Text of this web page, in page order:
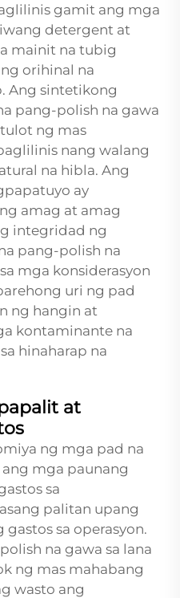
gamit ang mga
detergent at
mainit na tubig
orihinal na
Ang sintetikong
pang-polish na gawa
ng mas
nang walang
na hibla. Ang
ay
amag at amag
integridad ng
pang-polish na
mga konsiderasyon
uri ng pad
ng hangin at
kontaminante na
hinaharap na
at
ng mga pad na
mga paunang
sa
palitan upang
sa operasyon.
na gawa sa lana
ng mas mahabang
wasto ang